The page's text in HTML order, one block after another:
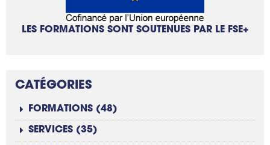
LES FORMATIONS SONT SOUTENUES PAR LE FSE+
CATÉGORIES
FORMATIONS (48)
SERVICES (35)